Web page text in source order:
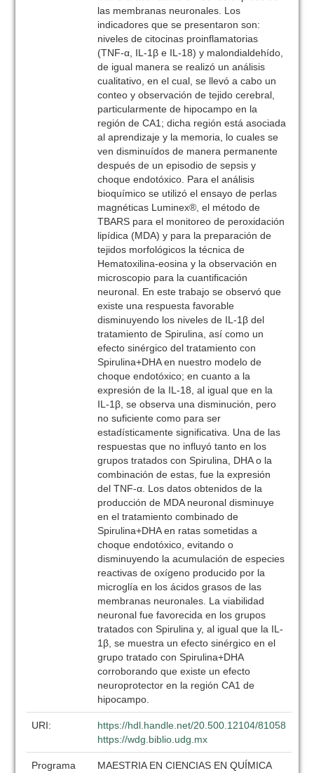
las membranas neuronales. Los
indicadores que se presentaron son:
niveles de citocinas proinflamatorias
(TNF-α, IL-1β e IL-18) y malondialdehído,
de igual manera se realizó un análisis
cualitativo, en el cual, se llevó a cabo un
conteo y observación de tejido cerebral,
particularmente de hipocampo en la
región de CA1; dicha región está asociada
al aprendizaje y la memoria, lo cuales se
ven disminuídos de manera permanente
después de un episodio de sepsis y
choque endotóxico. Para el análisis
bioquímico se utilizó el ensayo de perlas
magnéticas Luminex®, el método de
TBARS para el monitoreo de peroxidación
lipídica (MDA) y para la preparación de
tejidos morfológicos la técnica de
Hematoxilina-eosina y la observación en
microscopio para la cuantificación
neuronal. En este trabajo se observó que
existe una respuesta favorable
disminuyendo los niveles de IL-1β del
tratamiento de Spirulina, así como un
efecto sinérgico del tratamiento con
Spirulina+DHA en nuestro modelo de
choque endotóxico; en cuanto a la
expresión de la IL-18, al igual que en la
IL-1β, se observa una disminución, pero
no suficiente como para ser
estadísticamente significativa. Una de las
respuestas que no influyó tanto en los
grupos tratados con Spirulina, DHA o la
combinación de estas, fue la expresión
del TNF-α. Los datos obtenidos de la
producción de MDA neuronal disminuye
en el tratamiento combinado de
Spirulina+DHA en ratas sometidas a
choque endotóxico, evitando o
disminuyendo la acumulación de especies
reactivas de oxígeno producido por la
microglía en los ácidos grasos de las
membranas neuronales. La viabilidad
neuronal fue favorecida en los grupos
tratados con Spirulina y, al igual que la IL-
1β, se muestra un efecto sinérgico en el
grupo tratado con Spirulina+DHA
corroborando que existe un efecto
neuroprotector en la región CA1 de
hipocampo.
URI:
https://hdl.handle.net/20.500.12104/81058
https://wdg.biblio.udg.mx
Programa
MAESTRIA EN CIENCIAS EN QUÍMICA